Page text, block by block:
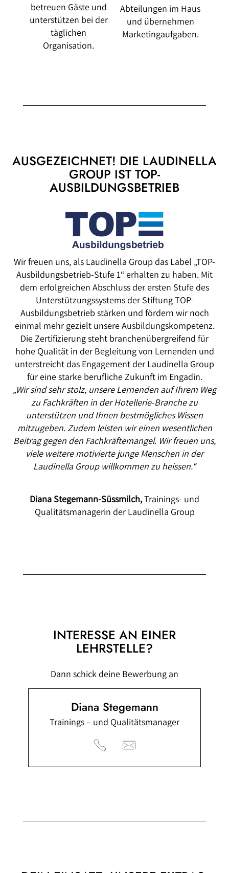
betreuen Gäste und
unterstützen bei der
täglichen
Organisation.
Abteilungen im Haus
und übernehmen
Marketingaufgaben.
AUSGEZEICHNET! DIE LAUD INELLA
GROUP IST TOP-
AUSBILDUNGSBETRIEB
Wir freuen uns, als Laudinella Group das Label „TOP-
Ausbildungsbetrieb-Stufe 1“ erhalten zu haben. Mit
dem erfolgreichen Abschluss der ersten Stufe des
Unterstützungssystems der Stiftung TOP-
Ausbildungsbetrieb stärken und fördern wir noch
einmal mehr gezielt unsere Ausbildungskompetenz.
Die Zertifizierung steht branchenübergreifend für
hohe Qualität in der Begleitung von Lernenden und
unterstreicht das Engagement der Laudinella Group
für eine starke berufliche Zukunft im Engadin.
„Wir sind sehr stolz, unsere Lernenden auf Ihrem Weg
zu Fachkräften in der Hotellerie-Branche zu
unterstützen und Ihnen bestmögliches Wissen
mitzugeben. Zudem leisten wir einen wesentlichen
Beitrag gegen den Fachkräftemangel. Wir freuen uns,
viele weitere motivierte junge Menschen in der
Laudinella Group willkommen zu heissen.“
Diana Stegemann-Süssmilch,Trainings- und
Qualitätsmanagerin der Laudinella Group
INTERESSE AN EINER
LEHRSTELLE?
Dann schick deine Bewerbung an
Diana Stegemann
Trainings – und Qualitätsmanager